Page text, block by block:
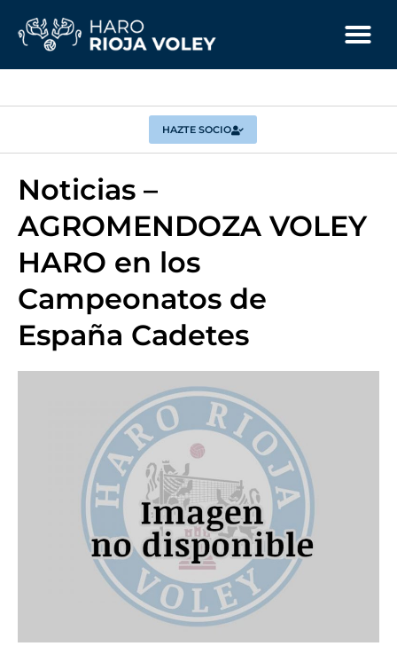
HAZTE SOCIO
Noticias –
AGROMENDOZA VOLEY
HARO en los
Campeonatos de
España Cadetes